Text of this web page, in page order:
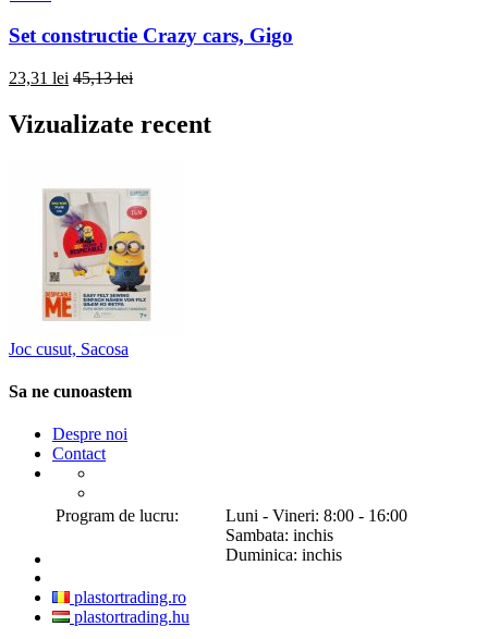
Set constructie Crazy cars, Gigo
23,31 lei 45,13 lei
Vizualizate recent
Joc cusut, Sacosa
Sa ne cunoastem
Despre noi
Contact
Program de lucru:
Luni - Vineri: 8:00 - 16:00
Sambata: inchis
Duminica: inchis
plastortrading.ro
plastortrading.hu